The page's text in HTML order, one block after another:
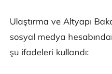
Ulaştırma ve Altyapı
sosyal medya
şu ifadeleri kullandı: